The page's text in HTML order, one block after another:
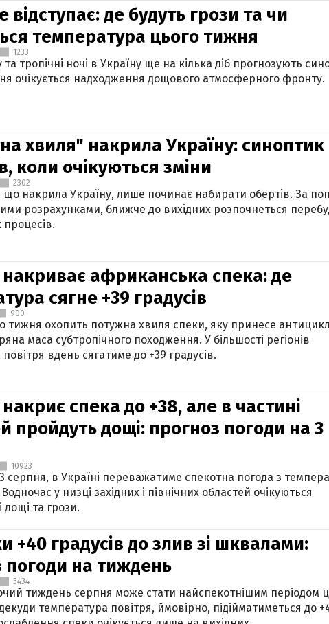
відступає: де будуть грози та чи
температура цього тижня
1233
тропічні ночі в Україну ще на кілька діб прогнозують
очікується надходження дощового атмосферного фронту.
хвиля" накрила Україну: синоптик
коли очікуються зміни
2302
накрила Україну, лише починає набирати обертів. За
розрахунками, ближче до вихідних розпочнеться
накриває африканська спека: де
сягне +39 градусів
900
тижня охопить потужна хвиля спеки, яку принесе
маса субтропічного походження. У більшості регіонів
вдень сягатиме до +39 градусів.
спека до +38, але в частині
пройдуть дощі: прогноз погоди на 3
10923
серпня, в Україні переважатиме спекотна погода з
Водночас у низці західних і північних областей очікуються
дощі та грози.
+40 градусів до злив зі шквалами:
погоди на тиждень
5434
тиждень серпня може стати найспекотнішим періодом
температура повітря, ймовірно, підійматиметься до